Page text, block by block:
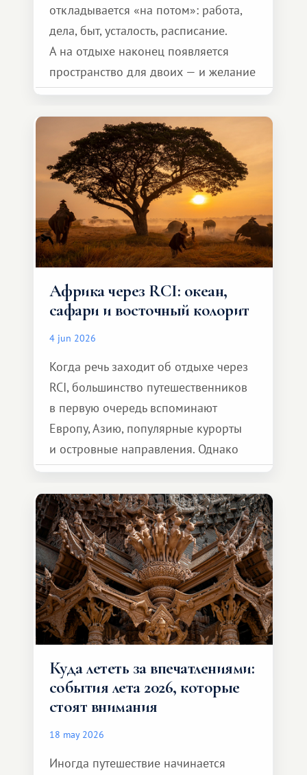
откладывается «на потом»: работа,
дела, быт, усталость, расписание.
А на отдыхе наконец появляется
пространство для двоих — и желание
сделать для близкого человека что-то
особенное. Не обязательно
масштабное, но тёплое
и запоминающееся :)
Африка через RCI: океан,
сафари и восточный колорит
4 jun 2026
Когда речь заходит об отдыхе через
RCI, большинство путешественников
в первую очередь вспоминают
Европу, Азию, популярные курорты
и островные направления. Однако
возможности обменной системы
значительно шире. Среди них есть
и Африка — континент, который
способен подарить совершенно иной
формат путешествия.
Куда лететь за впечатлениями:
события лета 2026, которые
стоят внимания
18 may 2026
Иногда путешествие начинается